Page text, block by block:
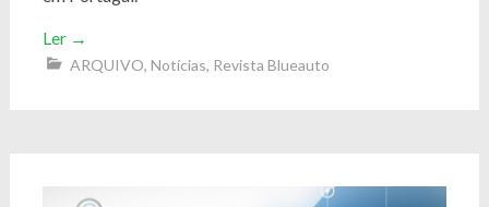
Ler →
ARQUIVO, Notícias, Revista Blueauto